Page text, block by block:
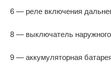
6 — реле включения
8 — выключатель
9 — аккумуляторная